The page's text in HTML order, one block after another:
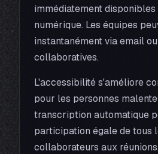
immédiatement
numérique. Les équipes
instantanément via email
collaboratives.
L'accessibilité s'améliore
pour les personnes
transcription automatique
participation égale de tous
collaborateurs aux réunions.